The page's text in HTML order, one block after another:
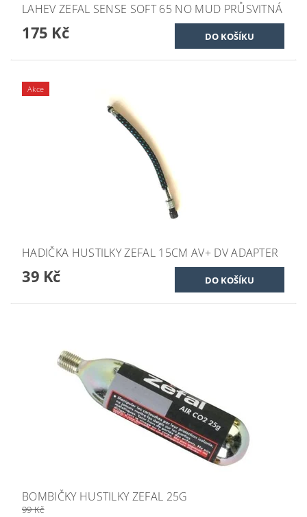
LAHEV ZEFAL SENSE SOFT 65 NO MUD PRŮSVITNÁ
175 Kč
Akce
HADIČKA HUSTILKY ZEFAL 15CM AV+ DV ADAPTER
39 Kč
BOMBIČKY HUSTILKY ZEFAL 25G
99 Kč